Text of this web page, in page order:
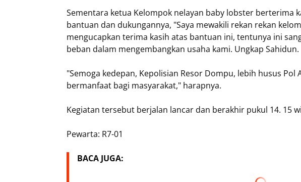
Sementara ketua Kelompok nelayan baby lobster berterima
bantuan dan dukungannya, "Saya mewakili rekan rekan
mengucapkan terima kasih atas bantuan ini, tentunya ini
beban dalam mengembangkan usaha kami. Ungkap Sahidun.
"Semoga kedepan, Kepolisian Resor Dompu, lebih husus Pol
bermanfaat bagi masyarakat," harapnya.
Kegiatan tersebut berjalan lancar dan berakhir pukul 14. 15
Pewarta: R7-01
BACA JUGA: